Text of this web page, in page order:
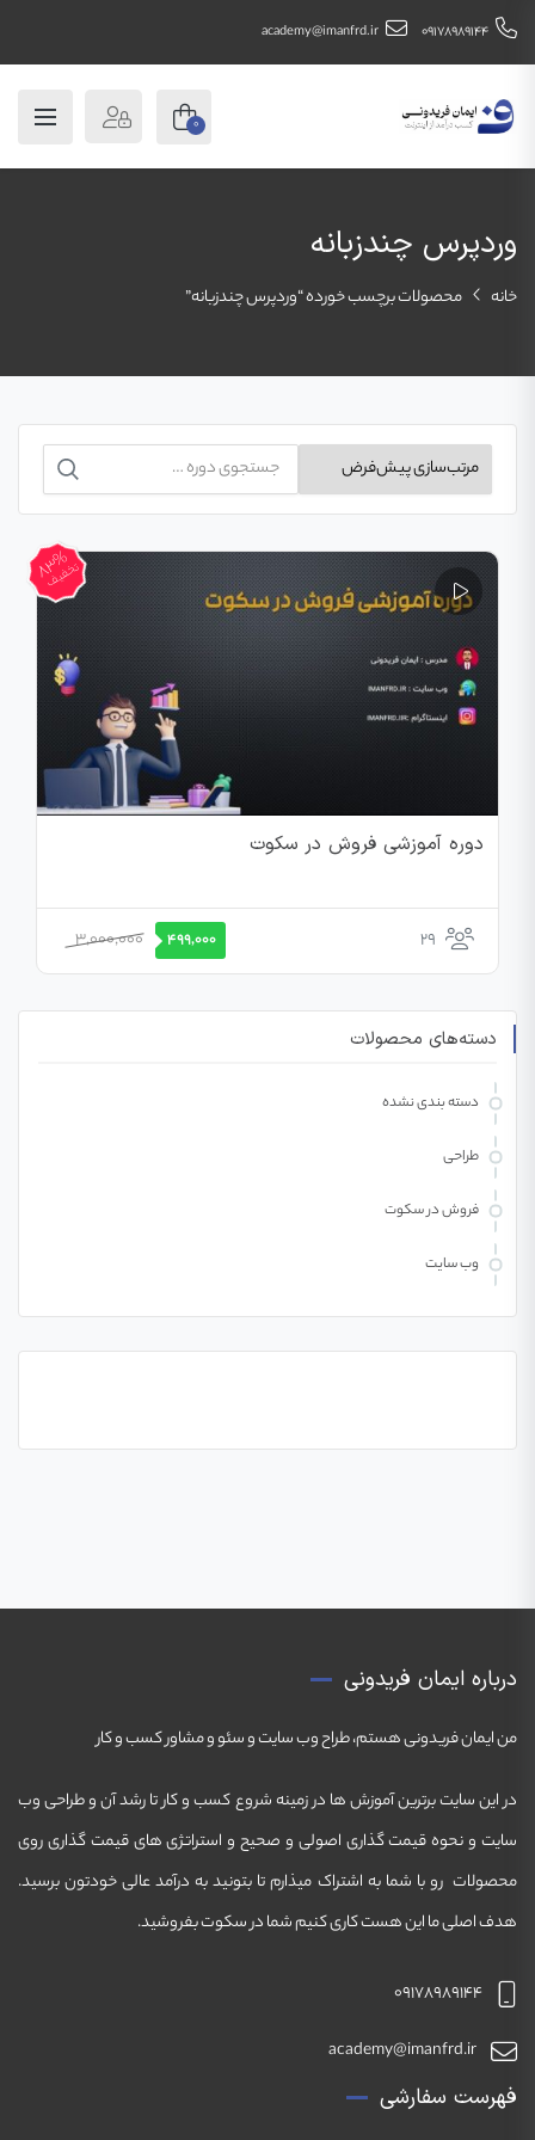
09178989144
academy@imanfrd.ir
0
وردپرس چندزبانه
خانه محصولات برچسب خورده “وردپرس چندزبانه”
جستجو
برای:
83%
تخفیف
دوره آموزشی فروش در سکوت
29
3,000,000
قیمت
اصلی
499,000 قیمت
فعلی
دسته‌های محصولات
دسته بندی نشده
طراحی
فروش در سکوت
وب سایت
درباره ایمان فریدونی
من ایمان فریدونی هستم، طراح وب سایت و سئو و مشاور کسب و کار
در این سایت برترین آموزش ها در زمینه شروع کسب و کار تا رشد آن و طراحی وب
سایت و نحوه قیمت گذاری اصولی و صحیح و استراتژی های قیمت گذاری روی
محصولات رو با شما به اشتراک میذارم تا بتونید به درآمد عالی خودتون برسید.
هدف اصلی ما این هست کاری کنیم شما در سکوت بفروشید.
09178989144
academy@imanfrd.ir
فهرست سفارشی